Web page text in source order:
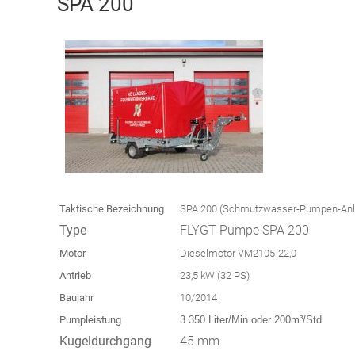
Taktische Bezeichnung SPA 200 (Schmutzwasser-Pumpen-
Type
FLYGT Pumpe SPA 200
Motor
Dieselmotor VM2105-22,0
Antrieb
23,5 kW (32 PS)
Baujahr
10/2014
Pumpleistung
3.350 Liter/Min oder 200m³/Std
Kugeldurchgang
45 mm